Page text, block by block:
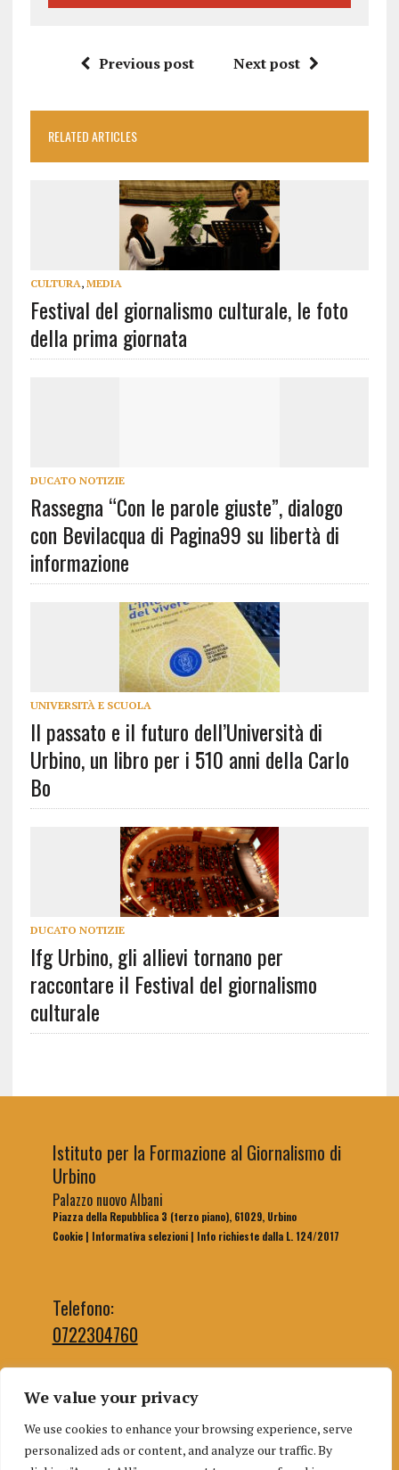
We value your privacy
We use cookies to enhance your browsing experience, serve
personalized ads or content, and analyze our traffic. By
Previous post Next post
RELATED ARTICLES
CULTURA, MEDIA
Festival del giornalismo culturale, le foto
della prima giornata
DUCATO NOTIZIE
Rassegna “Con le parole giuste”, dialogo
con Bevilacqua di Pagina99 su libertà di
informazione
UNIVERSITÀ E SCUOLA
Il passato e il futuro dell’Università di
Urbino, un libro per i 510 anni della Carlo
Bo
DUCATO NOTIZIE
Ifg Urbino, gli allievi tornano per
raccontare il Festival del giornalismo
culturale
Istituto per la Formazione al Giornalismo di
Urbino
Palazzo nuovo Albani
Piazza della Repubblica 3 (terzo piano), 61029, Urbino
Cookie| Informativa selezioni| Info richieste dalla L. 124/2017
Telefono:
0722304760
Email segreteria:
segreteriaifg@uniurb.it